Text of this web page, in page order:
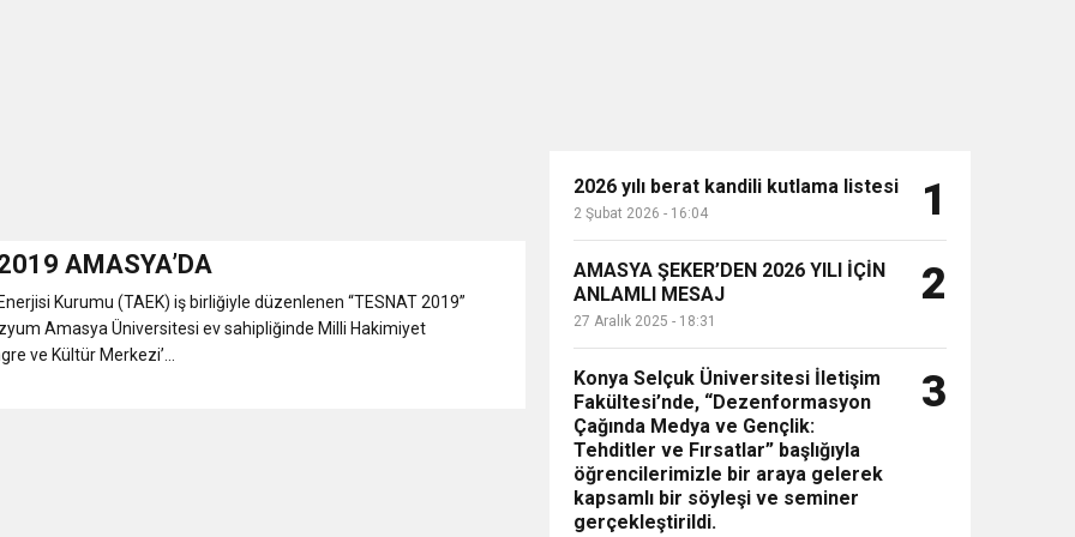
“Amasya’nın Gururları: Dereceye Giren Öğrenciler İçin Anlamlı Tören”
Festivali
listesi
AMASYA’DA
Kurumu (TAEK) iş birliğiyle düzenlenen “TESNAT 2019”
Amasya Üniversitesi ev sahipliğinde Milli Hakimiyet
ve Kültür Merkezi’...
2026 yılı berat kandili kutlama listesi
2 Şubat 2026 - 16:04 1
AMASYA ŞEKER’DEN 2026 YILI İÇİN
ANLAMLI MESAJ
27 Aralık 2025 - 18:31
2
Konya Selçuk Üniversitesi İletişim
Fakültesi’nde, “Dezenformasyon
Çağında Medya ve Gençlik:
Tehditler ve Fırsatlar” başlığıyla
öğrencilerimizle bir araya gelerek
kapsamlı bir söyleşi ve seminer
gerçekleştirildi.
3